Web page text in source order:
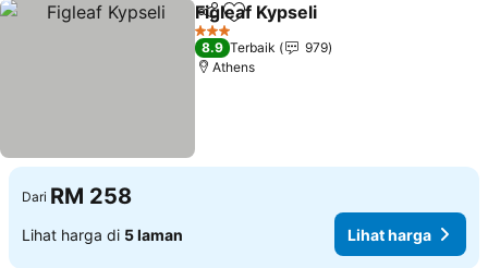
KongsiTambah ke favorit
Figleaf Kypseli
3 Bintang
8.9 Terbaik
979
Athens
Dari RM 258
Lihat harga di 5 laman Lihat harga